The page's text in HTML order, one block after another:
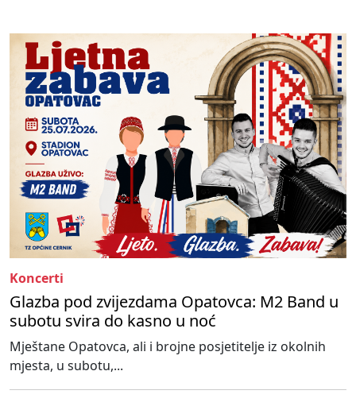
Koncerti
Glazba pod zvijezdama Opatovca: M2 Band u
subotu svira do kasno u noć
Mještane Opatovca, ali i brojne posjetitelje iz okolnih
mjesta, u subotu,...